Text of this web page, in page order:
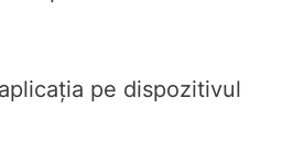
pe dispozitivul